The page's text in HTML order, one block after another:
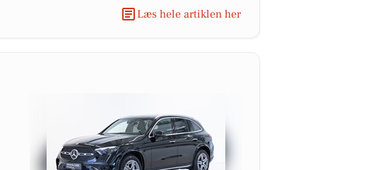
Læs hele artiklen her